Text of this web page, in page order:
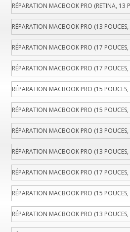
RÉPARATION MACBOOK PRO (RETINA, 13
RÉPARATION MACBOOK PRO (13
RÉPARATION MACBOOK PRO (17
RÉPARATION MACBOOK PRO (17
RÉPARATION MACBOOK PRO (15
RÉPARATION MACBOOK PRO (15
RÉPARATION MACBOOK PRO (13
RÉPARATION MACBOOK PRO (13
RÉPARATION MACBOOK PRO (17
RÉPARATION MACBOOK PRO (15
RÉPARATION MACBOOK PRO (13